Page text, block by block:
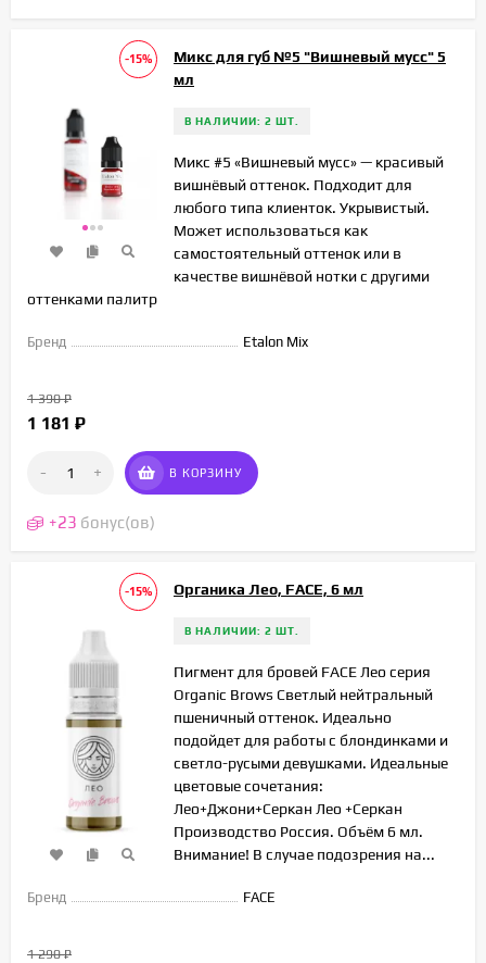
-15%
Микс для губ №5 "Вишневый мусс" 5
мл
В НАЛИЧИИ: 2 ШТ.
Микс #5 «Вишневый мусс» — красивый
вишнёвый оттенок. Подходит для
любого типа клиенток. Укрывистый.
Может использоваться как
самостоятельный оттенок или в
качестве вишнёвой нотки с другими
оттенками палитр
Бренд Etalon Mix
1 390₽
1 181 ₽
- + В КОРЗИНУ
+23 бонус(ов)
-15% Органика Лео, FACE, 6 мл
В НАЛИЧИИ: 2 ШТ.
Пигмент для бровей FACE Лео серия
Organic Brows Светлый нейтральный
пшеничный оттенок. Идеально
подойдет для работы с блондинками и
светло-русыми девушками. Идеальные
цветовые сочетания:
Лео+Джони+Серкан Лео +Серкан
Производство Россия. Объём 6 мл.
Внимание! В случае подозрения на...
Бренд FACE
1 290₽